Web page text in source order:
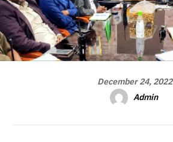
December 24, 2022
Admin